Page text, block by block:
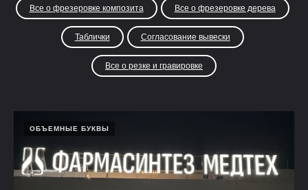
Все о фрезеровке композита Все о фрезеровке дерева
Таблички Согласование вывески
Все о резке и гравировке
ОБЪЕМНЫЕ БУКВЫ